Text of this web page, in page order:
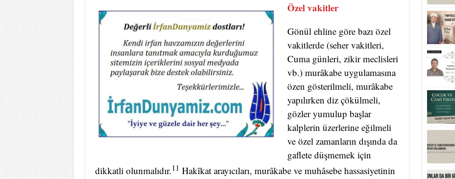
Özel vakitler
Gönül ehline göre bazı özel
vakitlerde (seher vakitleri,
Cuma günleri, zikir meclisleri
vb.) murâkabe uygulamasına
özen gösterilmeli, murâkabe
yapılırken diz çökülmeli,
gözler yumulup başlar
kalplerin üzerlerine eğilmeli
ve özel zamanların dışında da
gaflete düşmemek için
dikkatli olunmalıdır.11 Hakîkat arayıcıları, murâkabe ve muhâsebe hassasiyetinin